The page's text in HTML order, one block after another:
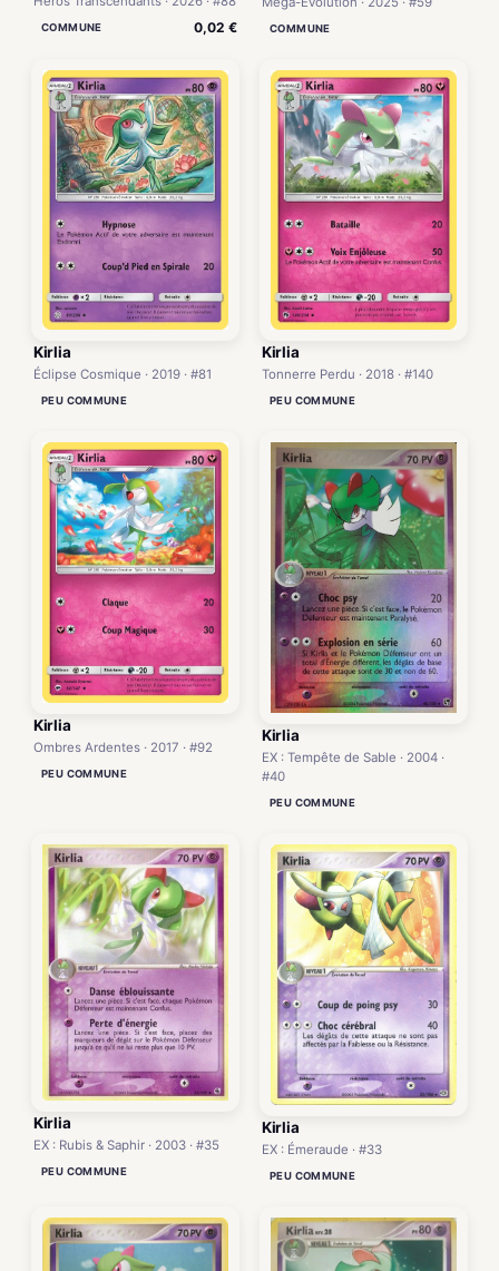
COMMUNE 0,02 € COMMUNE
Kirlia
Éclipse Cosmique · 2019 · #81
PEU COMMUNE
Kirlia
Tonnerre Perdu · 2018 · #140
PEU COMMUNE
Kirlia
Ombres Ardentes · 2017 · #92
PEU COMMUNE
Kirlia
EX : Tempête de Sable · 2004 ·
#40
PEU COMMUNE
Kirlia
EX : Rubis & Saphir · 2003 · #35
PEU COMMUNE
Kirlia
EX : Émeraude · #33
PEU COMMUNE